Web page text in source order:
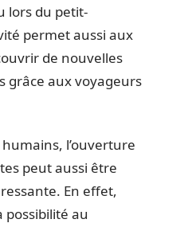
lors du petit-
permet aussi aux
de nouvelles
grâce aux voyageurs
l’ouverture
peut aussi être
En effet,
au